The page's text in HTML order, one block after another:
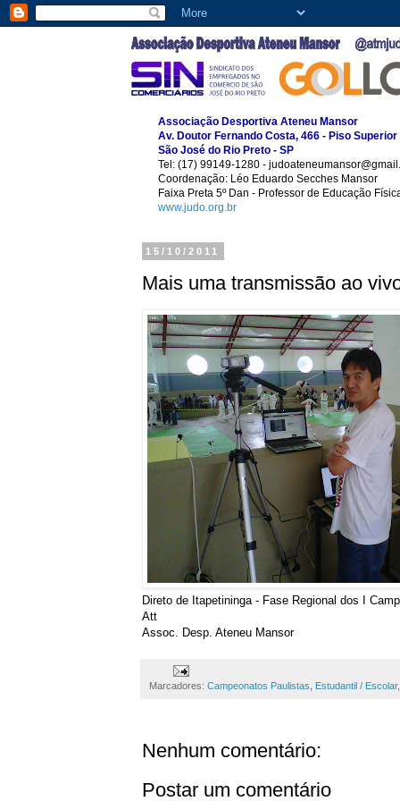
Associação Desportiva Ateneu Mansor
Av. Doutor Fernando Costa, 466 - Piso Superior
São José do Rio Preto - SP
Tel: (17) 99149-1280 -
Coordenação: Léo Eduardo Secches Mansor
Faixa Preta 5º Dan - Professor de Educação
www.judo.org.br
15/10/2011
Mais uma transmissão ao
Direto de Itapetininga - Fase Regional dos I
Att
Assoc. Desp. Ateneu Mansor
Marcadores: Campeonatos Paulistas Estudantil / Escolar,
Nenhum comentário:
Postar um comentário